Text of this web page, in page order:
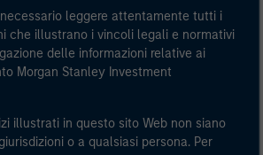
leggere attentamente tutti i
che illustrano i vincoli legali e normativi
delle informazioni relative ai
Morgan Stanley Investment
illustrati in questo sito Web non siano
o a qualsiasi persona. Per